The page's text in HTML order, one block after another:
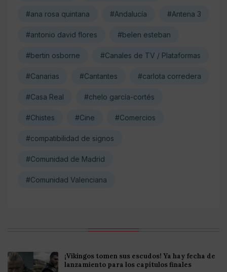
#ana rosa quintana #Andalucía #Antena 3
#antonio david flores #belen esteban
#bertin osborne #Canales de TV / Plataformas
#Canarias #Cantantes #carlota corredera
#Casa Real #chelo garcía-cortés
#Chistes #Cine #Comercios
#compatibilidad de signos
#Comunidad de Madrid
#Comunidad Valenciana
¡Vikingos tomen sus escudos! Ya hay fecha de
lanzamiento para los capítulos finales